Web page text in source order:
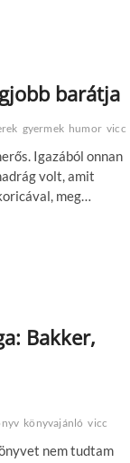
barátja
gyermek humor vicc
Igazából onnan
volt, amit
meg…
Bakker,
könyvajánló vicc
nem tudtam